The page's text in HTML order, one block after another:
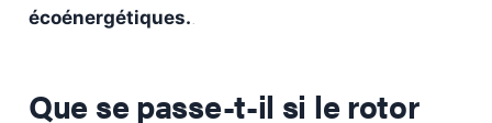
écoénergétiques..
Que se passe-t-il si le rotor